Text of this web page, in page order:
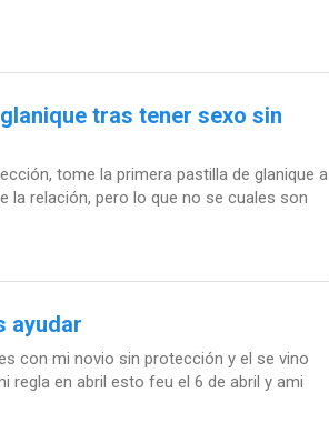
tras tener sexo sin
tome la primera pastilla de glanique a
la relación, pero lo que no se cuales son
ayudar
con mi novio sin protección y el se vino
regla en abril esto feu el 6 de abril y ami